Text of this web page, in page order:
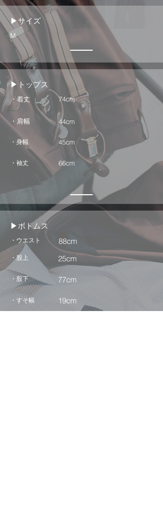
▶サイズ
M
▶トップス
・着丈 74cm
・肩幅 44cm
・身幅 45cm
・袖丈 66cm
▶ボトムス
・ウエスト
・股上
・股下
・すそ幅
88cm
25cm
77cm
19cm